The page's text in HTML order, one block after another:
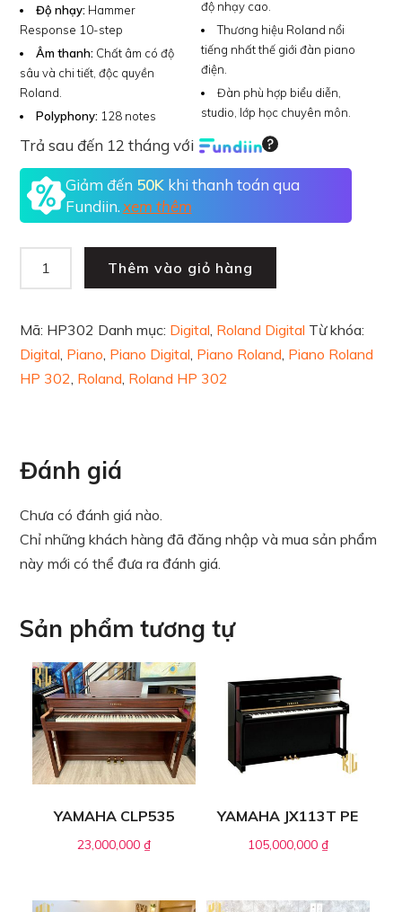
Độ nhạy: Hammer
Response 10-step
Âm thanh: Chất âm có độ
sâu và chi tiết, độc quyền
Roland.
Polyphony: 128 notes
độ nhạy cao.
Thương hiệu Roland nổi
tiếng nhất thế giới đàn piano
điện.
Đàn phù hợp biểu diễn,
studio, lớp học chuyên môn.
Trả sau đến 12 tháng với
Giảm đến 50K khi thanh toán qua
Fundiin. xem thêm
Thêm vào giỏ hàng
Mã: HP302 Danh mục: Digital, Roland Digital Từ khóa:
Digital, Piano, Piano Digital, Piano Roland, Piano Roland
HP 302, Roland, Roland HP 302
Đánh giá
Chưa có đánh giá nào.
Chỉ những khách hàng đã đăng nhập và mua sản phẩm
này mới có thể đưa ra đánh giá.
Sản phẩm tương tự
YAMAHA CLP535
23,000,000₫
YAMAHA JX113T PE
105,000,000 ₫